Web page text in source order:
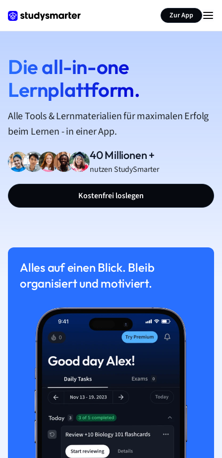
Zur App
Die all-in-one
Lernplattform.
Alle Tools & Lernmaterialien für maximalen Erfolg
beim Lernen - in einer App.
40 Millionen +
nutzen StudySmarter
Kostenfrei loslegen
Alles auf einen Blick. Bleib
organisiert und motiviert.